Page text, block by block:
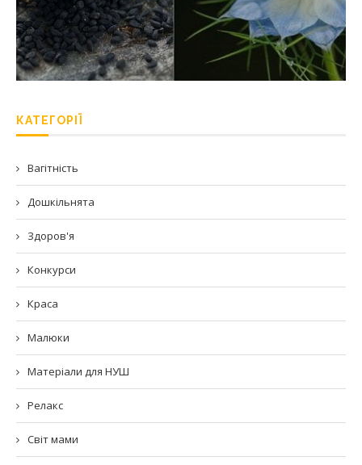
КАТЕГОРІЇ
Вагітність
Дошкільнята
Здоров'я
Конкурси
Краса
Малюки
Матеріали для НУШ
Релакс
Світ мами